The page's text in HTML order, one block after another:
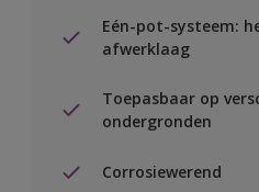
Eén-pot-systeem:
afwerklaag
Toepasbaar op
ondergronden
Corrosiewerend